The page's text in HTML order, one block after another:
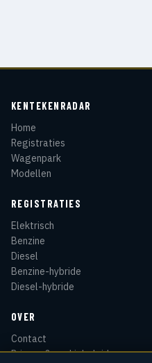
KENTEKENRADAR
Home
Registraties
Wagenpark
Modellen
REGISTRATIES
Elektrisch
Benzine
Diesel
Benzine-hybride
Diesel-hybride
OVER
Contact
Privacy & cookiebeleid